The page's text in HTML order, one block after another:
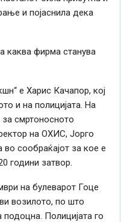
и појаснила дека
каква фирма станува
е Харис Качапор, кој
и на полицијата. На
смртоносното
на ОХИС, Јорго
во сообраќајот за кое е
години затвор.
на булеварот Гоце
возилото, по што
подоцна. Полицијата го